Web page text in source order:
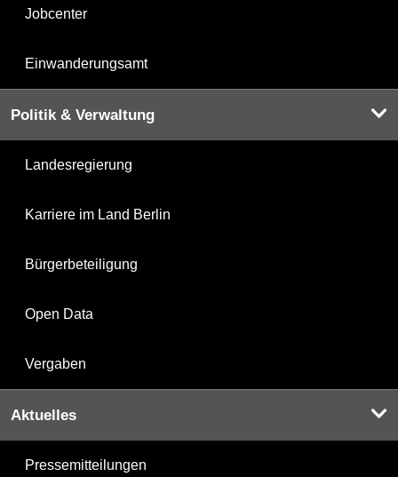
Jobcenter
Einwanderungsamt
Politik & Verwaltung
Landesregierung
Karriere im Land Berlin
Bürgerbeteiligung
Open Data
Vergaben
Aktuelles
Pressemitteilungen